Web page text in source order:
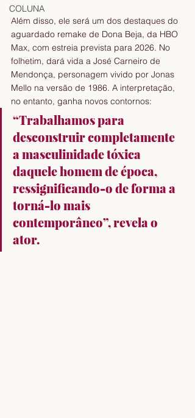
COLUNA
Além disso, ele será um dos destaques do
aguardado remake de Dona Beja, da HBO
Max, com estreia prevista para 2026. No
folhetim, dará vida a José Carneiro de
Mendonça, personagem vivido por Jonas
Mello na versão de 1986. A interpretação,
no entanto, ganha novos contornos:
“Trabalhamos para
desconstruir completamente
a masculinidade tóxica
daquele homem de época,
ressignificando-o de forma a
torná-lo mais
contemporâneo”, revela o
ator.